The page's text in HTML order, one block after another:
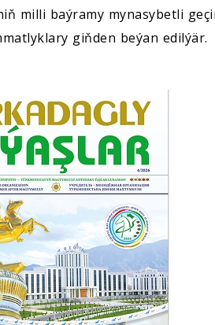
milli baýramy mynasybetli
giňden beýan edilýär.